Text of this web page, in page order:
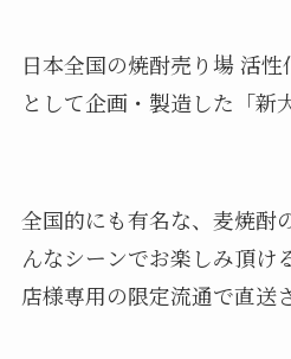
日本全国の焼酎売り場 活
として企画・製造した「新
全国的にも有名な、麦焼酎
んなシーンでお楽しみ頂け
店様専用の限定流通で直送